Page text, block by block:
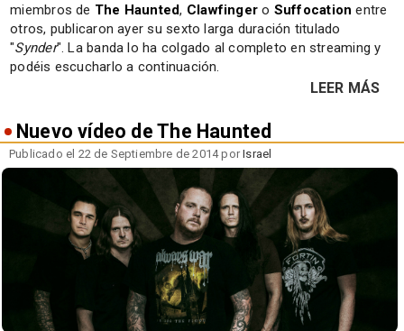
miembros de The Haunted, Clawfinger o Suffocation entre
otros, publicaron ayer su sexto larga duración titulado
"Synder". La banda lo ha colgado al completo en streaming y
podéis escucharlo a continuación.
LEER MÁS
Nuevo vídeo de The Haunted
Publicado el 22 de Septiembre de 2014 porIsrael